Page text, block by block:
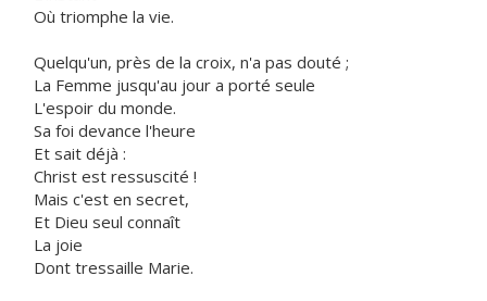
Où triomphe la vie.
Quelqu'un, près de la croix, n'a pas douté ;
La Femme jusqu'au jour a porté seule
L'espoir du monde.
Sa foi devance l'heure
Et sait déjà :
Christ est ressuscité !
Mais c'est en secret,
Et Dieu seul connaît
La joie
Dont tressaille Marie.